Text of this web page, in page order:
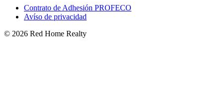
Contrato de Adhesión PROFECO
Avíso de privacidad
© 2026 Red Home Realty